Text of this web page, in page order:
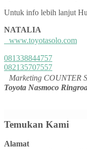
Untuk info lebih lanjut
NATALIA
www.toyotasolo.com
081338844757
082135707557
Marketing COUNTER
Toyota Nasmoco
Temukan Kami
Alamat